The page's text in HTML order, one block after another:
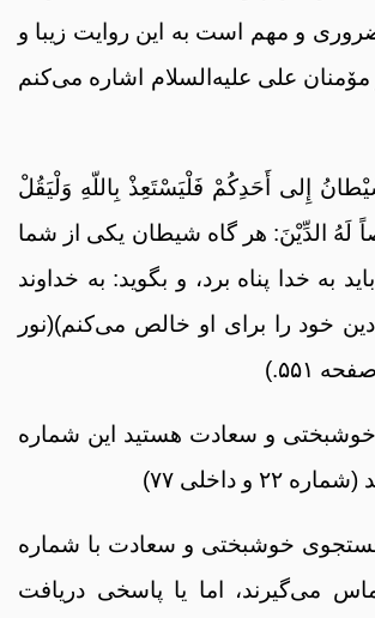
و مهم است به این روایت زیبا و
مۆمنان علی علیه‌السلام اشاره می‌کنم
إِلی أَحَدِکُمْ فَلْیَسْتَعِذْ بِاللّهِ وَلْیَقُلْ
لَهُ الدِّیْنَ: هر گاه شیطان یکی از شما
به خدا پناه برد، و بگوید: به خداوند
دین خود را برای او خالص می‌کنم)(نور
خوشبختی و سعادت هستید این شماره
و داخلی ۷۷)
خوشبختی و سعادت با شماره
می‌گیرند، اما یا پاسخی دریافت